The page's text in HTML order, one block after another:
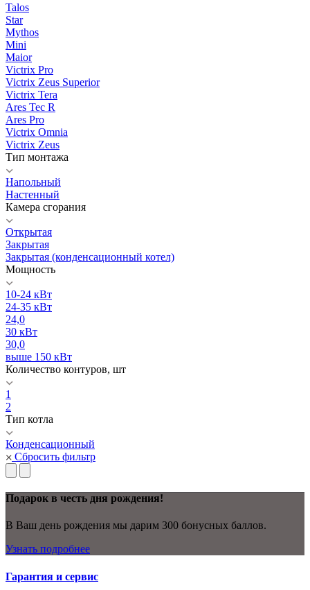
Talos
Star
Mythos
Mini
Maior
Victrix Pro
Victrix Zeus Superior
Victrix Tera
Ares Tec R
Ares Pro
Victrix Omnia
Victrix Zeus
Тип монтажа
Напольный
Настенный
Камера сгорания
Открытая
Закрытая
Закрытая (конденсационный котел)
Мощность
10-24 кВт
24-35 кВт
24,0
30 кВт
30,0
выше 150 кВт
Количество контуров, шт
1
2
Тип котла
Конденсационный
Сбросить фильтр
Подарок в честь дня рождения!
В Ваш день рождения мы дарим 300 бонусных баллов.
Узнать подробнее
Гарантия и сервис